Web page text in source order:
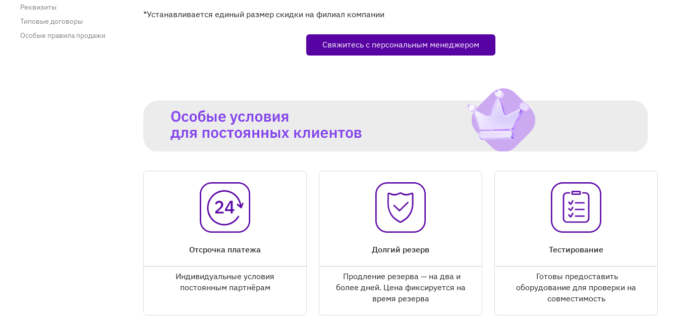
Реквизиты
Типовые договоры
Особые правила продажи
*Устанавливается единый размер скидки на филиал компании
Свяжитесь с персональным менеджером
Отсрочка платежа
Индивидуальные условия
постоянным партнёрам
Долгий резерв
Продление резерва — на два и
более дней. Цена фиксируется на
время резерва
Тестирование
Готовы предоставить
оборудование для проверки на
совместимость